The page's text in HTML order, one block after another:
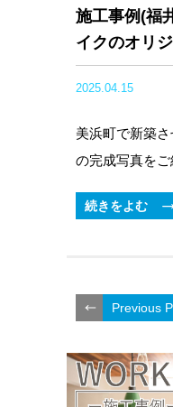
施工事例(福
イクのオリ
2025.04.15
美浜町で新築
の完成写真を
続きをよむ
Previous